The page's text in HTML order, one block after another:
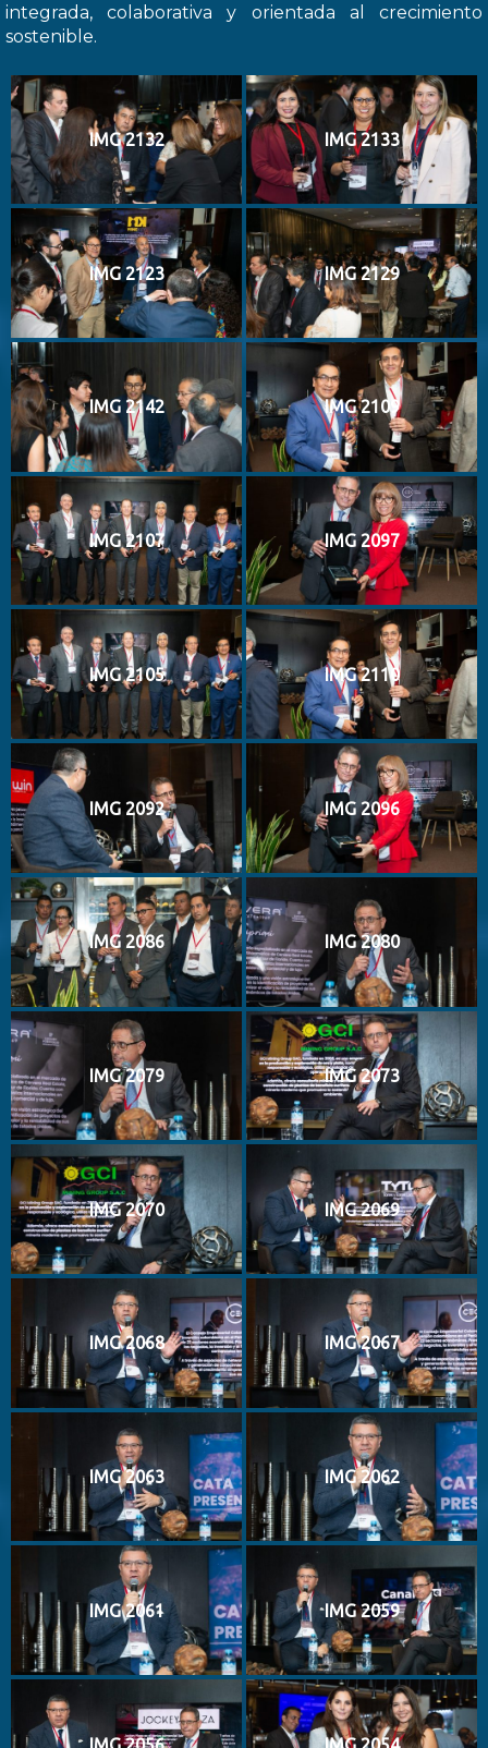
integrada, colaborativa y orientada al crecimiento
sostenible.
IMG 2132 IMG 2133
IMG 2123 IMG 2129
IMG 2142 IMG 2109
IMG 2107 IMG 2097
IMG 2105 IMG 2110
IMG 2092 IMG 2096
IMG 2086 IMG 2080
IMG 2079 IMG 2073
IMG 2070 IMG 2069
IMG 2068 IMG 2067
IMG 2063 IMG 2062
IMG 2061 IMG 2059